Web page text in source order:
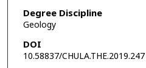
Degree Discipline
Geology
DOI
10.58837/CHULA.THE.2019.247